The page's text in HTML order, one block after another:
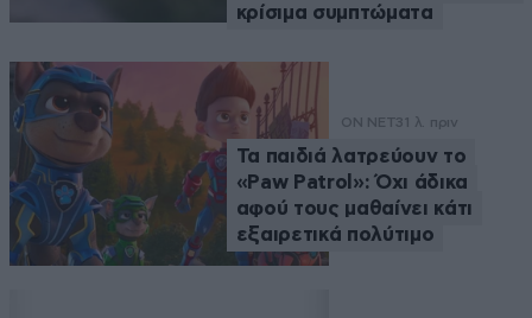
κρίσιμα συμπτώματα
ON NET31 λ. πριν
Τα παιδιά λατρεύουν το
«Paw Patrol»: Όχι άδικα
αφού τους μαθαίνει κάτι
εξαιρετικά πολύτιμο